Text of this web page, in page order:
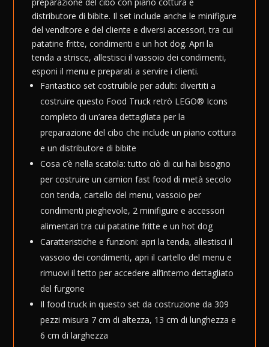
distributore di bibite. Il set include anche le minifigure
del venditore e del cliente e diversi accessori, tra cui
patatine fritte, condimenti e un hot dog. Apri la
tenda a strisce, allestisci il vassoio dei condimenti,
esponi il menu e preparati a servire i clienti.
Fantastico set costruibile per adulti: divertiti a
costruire questo Food Truck retrò LEGO® Icons
completo di un’area dettagliata per la
preparazione del cibo che include un piano cottura
e un distributore di bibite
Cosa c’è nella scatola: tutto ciò di cui hai bisogno
per costruire un camion fast food di metà secolo
con tenda, cartello del menu, vassoio per
condimenti pieghevole, 2 minifigure e accessori
alimentari tra cui patatine fritte e un hot dog
Caratteristiche e funzioni: apri la tenda, allestisci il
vassoio dei condimenti, apri il cartello del menu e
rimuovi il tetto per accedere all’interno dettagliato
del furgone
Il food truck in questo set da costruzione da 309
pezzi misura 7 cm di altezza, 13 cm di lunghezza e
6 cm di larghezza